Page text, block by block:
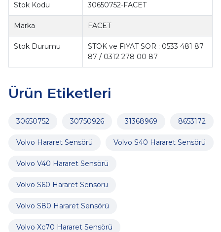
Stok Kodu 30650752-FACET
Marka FACET
Stok Durumu
STOK ve FİYAT SOR : 0533 481 87
87 / 0312 278 00 87
Ürün Etiketleri
30650752 30750926 31368969 8653172
Volvo Hararet Sensörü Volvo S40 Hararet Sensörü
Volvo V40 Hararet Sensörü
Volvo S60 Hararet Sensörü
Volvo S80 Hararet Sensörü
Volvo Xc70 Hararet Sensörü